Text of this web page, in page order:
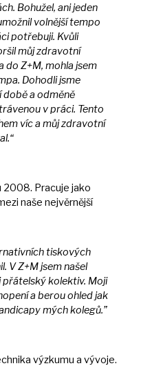
Bohužel, ani jeden
volnější tempo
potřebuji. Kvůli
můj zdravotní
do Z+M, mohla jsem
Dohodli jsme
doběa odměně
vpráci. Tento
víca můj zdravotní
2008. Pracuje jako
naše nejvěrnější
tiskových
VZ+M jsem našel
přátelský kolektiv. Moji
a berou ohled jak
mých kolegů.”
výzkumu a vývoje.